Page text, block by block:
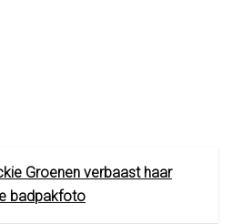
Groenen verbaast haar
badpakfoto